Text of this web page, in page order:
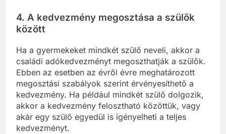
4. A kedvezmény megosztása a szülők
között
Ha a gyermekeket mindkét szülő neveli, akkor a
családi adókedvezményt megoszthatják a szülők.
Ebben az esetben az évről évre meghatározott
megosztási szabályok szerint érvényesíthető a
kedvezmény. Ha például mindkét szülő dolgozik,
akkor a kedvezmény felosztható közöttük, vagy
akár egy szülő egyedül is igényelheti a teljes
kedvezményt.